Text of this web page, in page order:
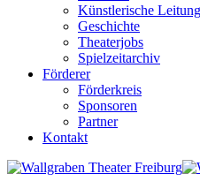
Künstlerische Leitung
Geschichte
Theaterjobs
Spielzeitarchiv
Förderer
Förderkreis
Sponsoren
Partner
Kontakt